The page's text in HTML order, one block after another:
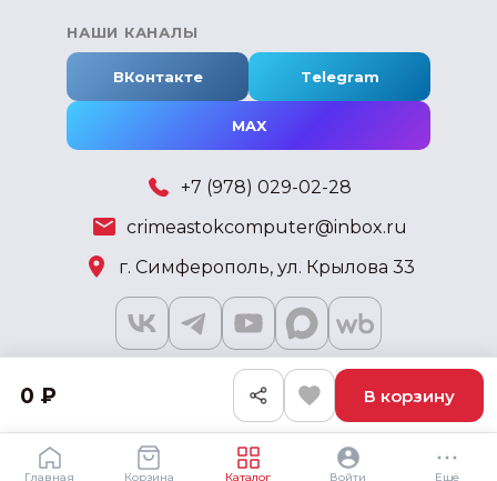
Главная Корзина Каталог Войти Ещё
0 ₽ В корзину
НАШИ КАНАЛЫ
ВКонтакте Telegram
MAX
+7 (978) 029-02-28
crimeastokcomputer@inbox.ru
г. Симферополь, ул. Крылова 33
2018 - 2026 © KSKSHOP.RU